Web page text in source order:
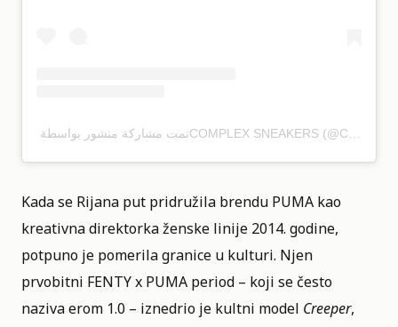
Kada se Rijana put pridružila brendu PUMA kao
kreativna direktorka ženske linije 2014. godine,
potpuno je pomerila granice u kulturi. Njen
prvobitni FENTY x PUMA period – koji se često
naziva erom 1.0 – iznedrio je kultni model Creeper,